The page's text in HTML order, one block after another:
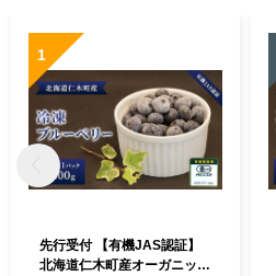
1
先行受付 【有機JAS認証】
北海道仁木町産オーガニック